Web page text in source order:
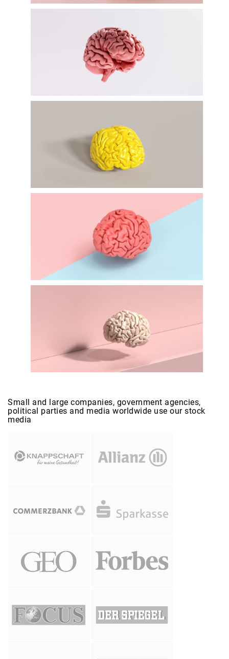
Small and large companies, government agencies,
political parties and media worldwide use our stock
media